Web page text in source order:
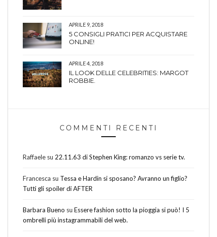
APRILE 9, 2018
5 CONSIGLI PRATICI PER ACQUISTARE
ONLINE!
APRILE 4, 2018
IL LOOK DELLE CELEBRITIES: MARGOT
ROBBIE.
COMMENTI RECENTI
Raffaele su 22.11.63 di Stephen King: romanzo vs serie tv.
Francesca su Tessa e Hardin si sposano? Avranno un figlio?
Tutti gli spoiler di AFTER
Barbara Bueno su Essere fashion sotto la pioggia si può! I 5
ombrelli più instagrammabili del web.